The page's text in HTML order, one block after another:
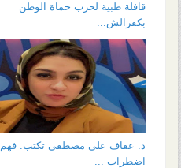
قافلة طبية لحزب حماة الوطن
بكفرالش...
د. عفاف علي مصطفى تكتب: فهم
اضطراب ...